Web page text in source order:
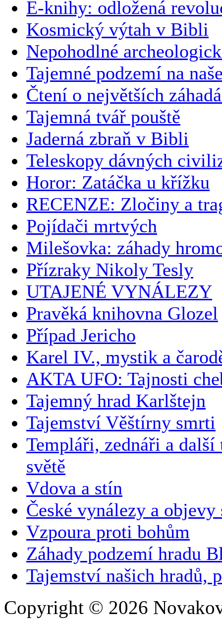
E-knihy: odložená
Kosmický výtah v Bibli
Nepohodlné
Tajemné podzemí na
Čtení o největších
Tajemná tvář pouště
Jaderná zbraň v Bibli
Teleskopy dávných
Horor: Zatáčka u křížku
RECENZE: Zločiny a
Pojídači mrtvých
Milešovka: záhady
Přízraky Nikoly Tesly
UTAJENÉ VYNÁLEZY
Pravěká knihovna Glozel
Případ Jericho
Karel IV., mystik a
AKTA UFO: Tajnosti
Tajemný hrad Karlštejn
Tajemství Věštírny smrti
Templáři, zednáři a další
světě
Vdova a stín
České vynálezy a
Vzpoura proti bohům
Záhady podzemí hradu
Tajemství našich hradů,
Copyright © 2026